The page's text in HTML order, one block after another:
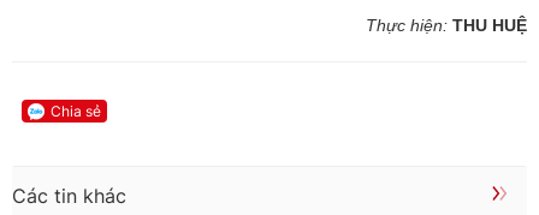
Thực hiện: THU HUỆ
Chia sẻ
Các tin khác